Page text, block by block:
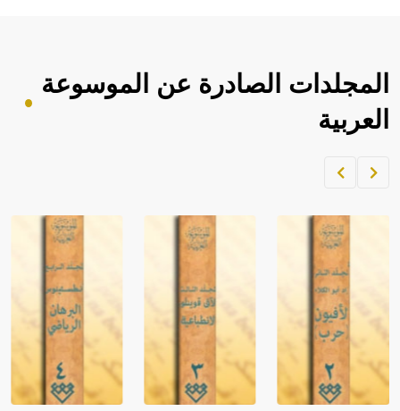
المجلدات الصادرة عن الموسوعة
العربية